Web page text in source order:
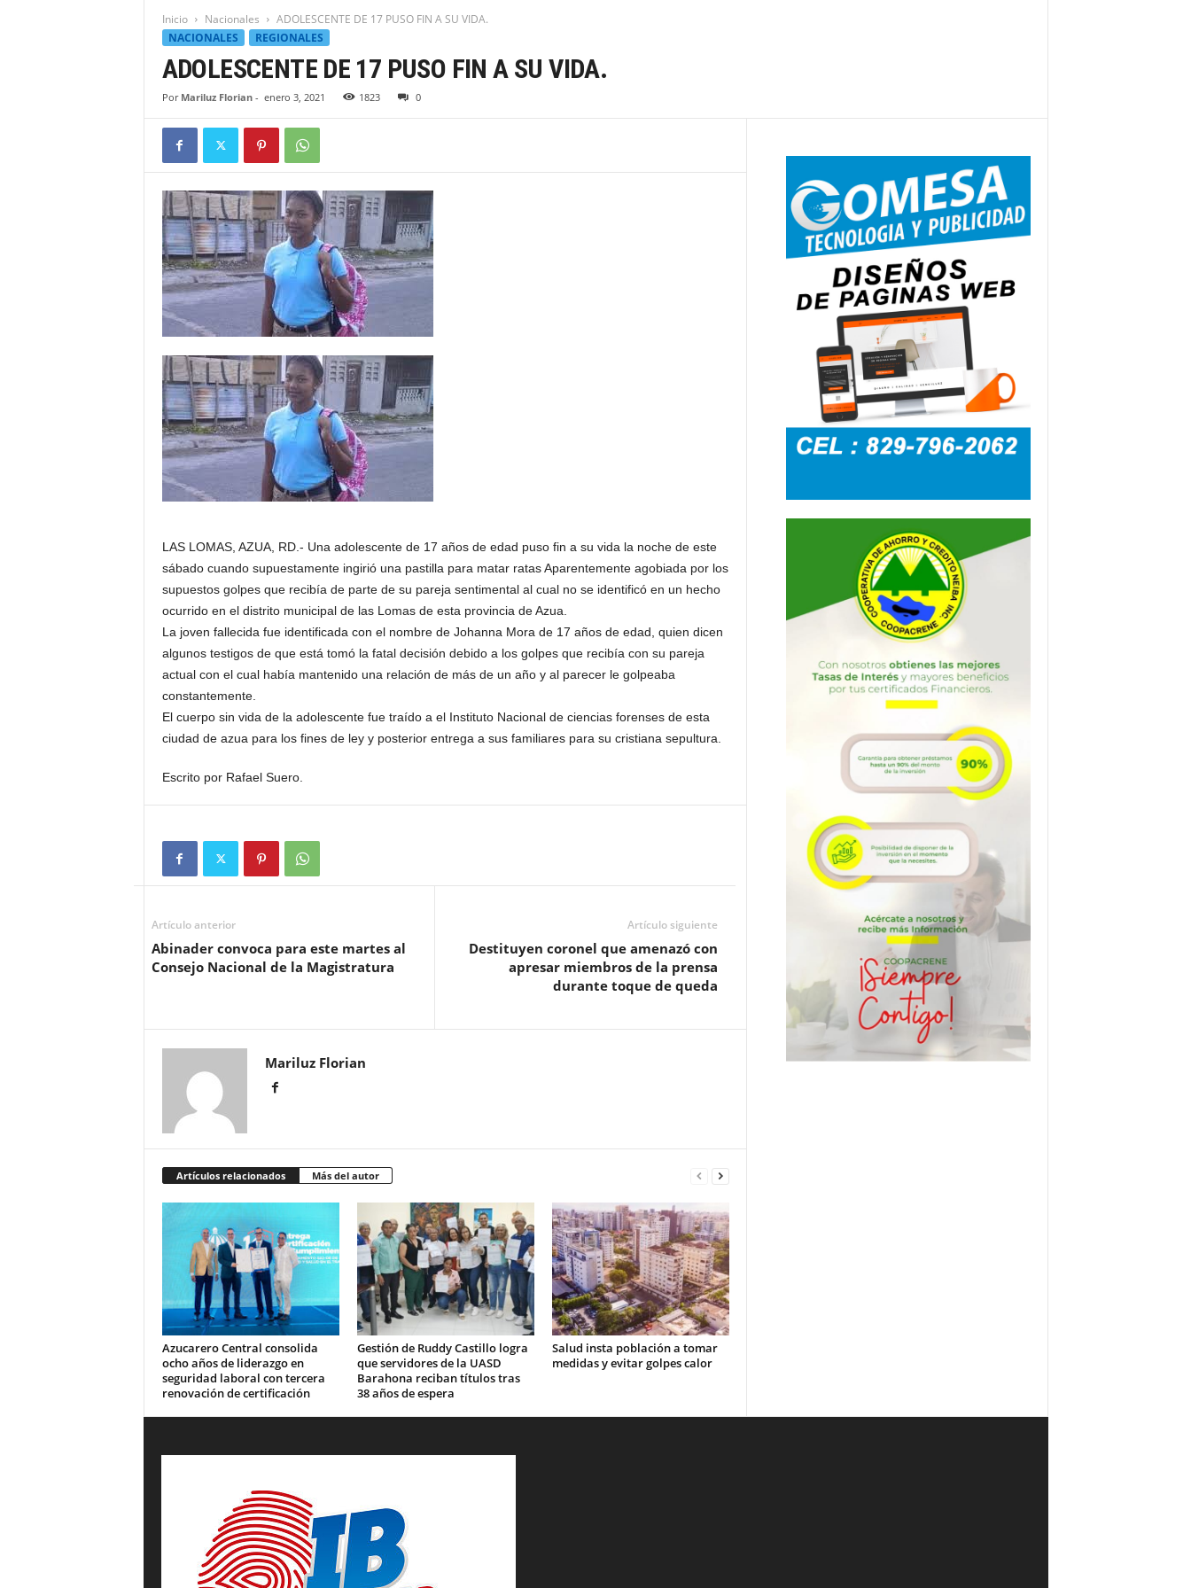
Inicio Nacionales
ADOLESCENTE DE 17 PUSO FIN A SU VIDA.
NACIONALES
REGIONALES
ADOLESCENTE DE 17 PUSO FIN A SU VIDA.
Por Mariluz Florian- enero 3, 2021 1823 0
LAS LOMAS, AZUA, RD.- Una adolescente de 17 años de edad puso fin a su vida la noche de este
sábado cuando supuestamente ingirió una pastilla para matar ratas Aparentemente agobiada por los
supuestos golpes que recibía de parte de su pareja sentimental al cual no se identificó en un hecho
ocurrido en el distrito municipal de las Lomas de esta provincia de Azua.
La joven fallecida fue identificada con el nombre de Johanna Mora de 17 años de edad, quien dicen
algunos testigos de que está tomó la fatal decisión debido a los golpes que recibía con su pareja
actual con el cual había mantenido una relación de más de un año y al parecer le golpeaba
constantemente.
El cuerpo sin vida de la adolescente fue traído a el Instituto Nacional de ciencias forenses de esta
ciudad de azua para los fines de ley y posterior entrega a sus familiares para su cristiana sepultura.
Escrito por Rafael Suero.
Artículo anterior
Abinader convoca para este martes al
Consejo Nacional de la Magistratura
Artículo siguiente
Destituyen coronel que amenazó con
apresar miembros de la prensa
durante toque de queda
Mariluz Florian
Artículos relacionados Más del autor
Azucarero Central consolida
ocho años de liderazgo en
seguridad laboral con tercera
renovación de certificación
Gestión de Ruddy Castillo logra
que servidores de la UASD
Barahona reciban títulos tras
38 años de espera
Salud insta población a tomar
medidas y evitar golpes calor